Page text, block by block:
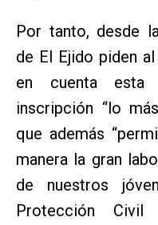
Por tanto, desde
de El Ejido piden
en cuenta
inscripción “lo
que además
manera la gran
de nuestros
Protección Civil